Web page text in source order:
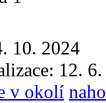
10. 2024
12.
v okolí